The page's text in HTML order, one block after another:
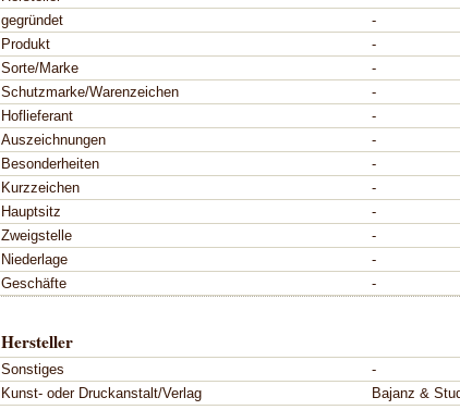
gegründet
-
Produkt
-
Sorte/Marke
-
Schutzmarke/Warenzeichen
-
Hoflieferant
-
Auszeichnungen
-
Besonderheiten
-
Kurzzeichen
-
Hauptsitz
-
Zweigstelle
-
Niederlage
-
Geschäfte
-
Hersteller
Sonstiges
-
Kunst- oder Druckanstalt/Verlag
Bajanz &